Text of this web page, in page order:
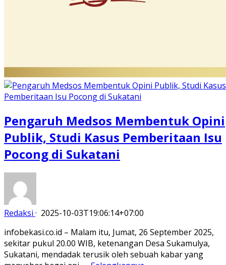
Pengaruh Medsos Membentuk Opini
Publik, Studi Kasus Pemberitaan Isu
Pocong di Sukatani
Redaksi · 2025-10-03T19:06:14+07:00
infobekasi.co.id – Malam itu, Jumat, 26 September 2025,
sekitar pukul 20.00 WIB, ketenangan Desa Sukamulya,
Sukatani, mendadak terusik oleh sebuah kabar yang